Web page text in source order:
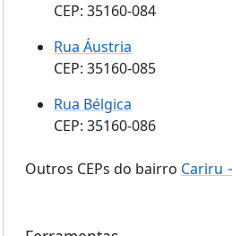
CEP: 35160-084
Rua Áustria
CEP: 35160-085
Rua Bélgica
CEP: 35160-086
Outros CEPs do bairro Cariru